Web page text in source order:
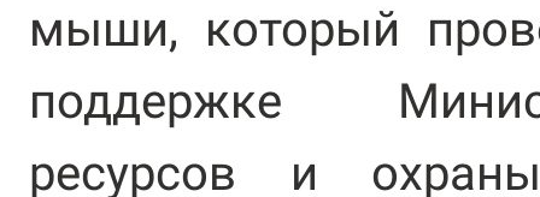
мыши, который
поддержке
ресурсов и